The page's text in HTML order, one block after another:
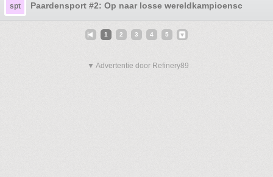
spt Paardensport #2: Op naar losse
1 2 3 4 5
▼ Advertentie door Refinery89